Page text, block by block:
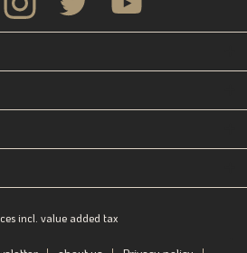
incl. value added tax